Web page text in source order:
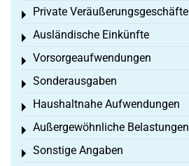
Private Veräußerungsgeschäfte
Toggle menu
Ausländische Einkünfte
Toggle menu
Vorsorgeaufwendungen
Toggle menu
Sonderausgaben
Toggle menu
Haushaltnahe Aufwendungen
Toggle menu
Außergewöhnliche Belastungen
Toggle menu
Sonstige Angaben
Toggle menu